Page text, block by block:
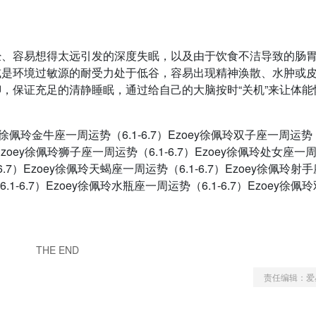
容易想得太远引发的深度失眠，以及由于饮食不洁导致的肠
环境过敏源的耐受力处于低谷，容易出现精神涣散、水肿或
保证充足的清静睡眠，通过给自己的大脑按时“关机”来让体
佩玲金牛座一周运势（6.1-6.7）Ezoey徐佩玲双子座一周运势
徐佩玲狮子座一周运势（6.1-6.7）Ezoey徐佩玲处女座一
）Ezoey徐佩玲天蝎座一周运势（6.1-6.7）Ezoey徐佩玲射
6.7）Ezoey徐佩玲水瓶座一周运势（6.1-6.7）Ezoey徐佩
THE END
责任编辑：